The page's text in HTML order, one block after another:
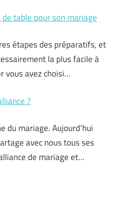
table pour son mariage
étapes des préparatifs, et
la plus facile à
vous avez choisi…
?
du mariage. Aujourd’hui
avec nous tous ses
de mariage et…